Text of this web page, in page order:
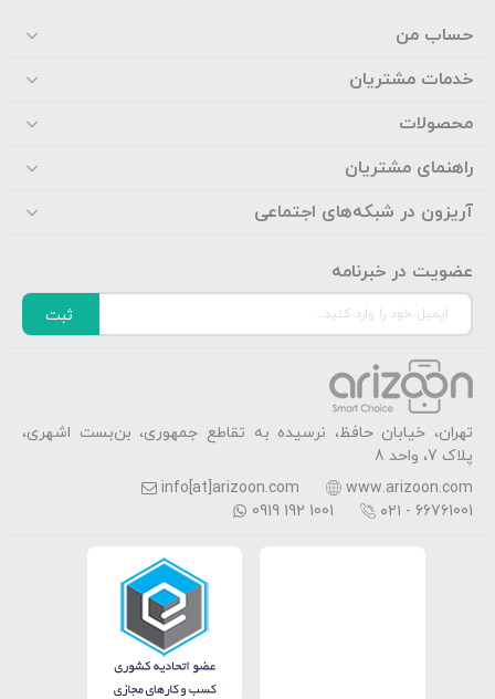
حساب من
خدمات مشتریان
محصولات
راهنمای مشتریان
آریزون در شبکه‌های اجتماعی
عضویت در خبرنامه
ثبت
تهران، خیابان حافظ، نرسیده به تقاطع جمهوری، بن‌بست اشهری،
پلاک 7، واحد 8
www.arizoon.com
info[at]arizoon.com
۰۲۱ - 66761001
0919 192 1001